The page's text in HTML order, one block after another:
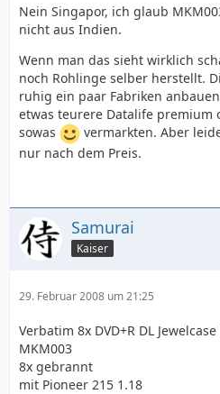
Nein Singapor, ich glaub
nicht aus Indien.
Wenn man das sieht wirklich
noch Rohlinge selber herstellt.
ruhig ein paar Fabriken
etwas teurere Datalife premium
sowas
vermarkten. Aber
nur nach dem Preis.
Samurai
Kaiser
29. Februar 2008 um 21:25
Verbatim 8x DVD+R DL
MKM003
8x gebrannt
mit Pioneer 215 1.18